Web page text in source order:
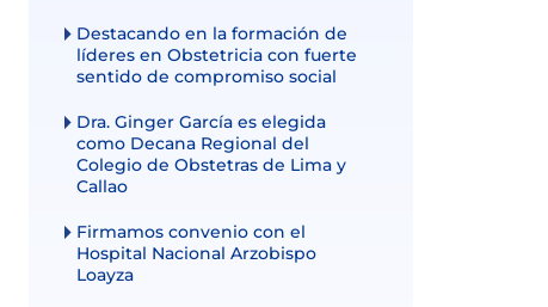
Destacando en la formación de
líderes en Obstetricia con fuerte
sentido de compromiso social
Dra. Ginger García es elegida
como Decana Regional del
Colegio de Obstetras de Lima y
Callao
Firmamos convenio con el
Hospital Nacional Arzobispo
Loayza